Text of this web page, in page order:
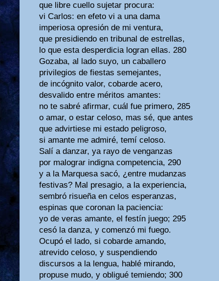
que libre cuello sujetar procura:
vi Carlos: en efeto vi a una dama
imperiosa opresión de mi ventura,
que presidiendo en tribunal de estrellas,
lo que esta desperdicia logran ellas. 280
Gozaba, al lado suyo, un caballero
privilegios de fiestas semejantes,
de incógnito valor, cobarde acero,
desvalido entre méritos amantes:
no te sabré afirmar, cuál fue primero, 285
o amar, o estar celoso, mas sé, que antes
que advirtiese mi estado peligroso,
si amante me admiré, temí celoso.
Salí a danzar, ya rayo de venganzas
por malograr indigna competencia, 290
y a la Marquesa sacó, ¿entre mudanzas
festivas? Mal presagio, a la experiencia,
sembró risueña en celos esperanzas,
espinas que coronan la paciencia:
yo de veras amante, el festín juego; 295
cesó la danza, y comenzó mi fuego.
Ocupó el lado, si cobarde amando,
atrevido celoso, y suspendiendo
discursos a la lengua, hablé mirando,
propuse mudo, y obligué temiendo; 300